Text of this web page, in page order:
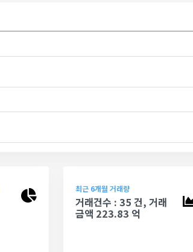
최근 6개월 거래량
거래건수 : 35 건, 거래
금액 223.83 억